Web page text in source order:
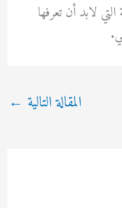
لابد أن تعرفها
المقالة التالية ←